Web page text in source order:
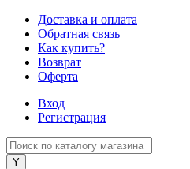
Доставка и оплата
Обратная связь
Как купить?
Возврат
Оферта
Вход
Регистрация